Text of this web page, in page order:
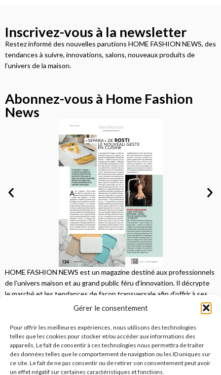
Gérer le consentement
Pour offrir les meilleures expériences, nous utilisons des technologies
telles que les cookies pour stocker et/ou accéder aux informations des
appareils. Le fait de consentir à ces technologies nous permettra de traiter
des données telles que le comportement de navigation ou les ID uniques sur
ce site. Le fait de ne pas consentir ou de retirer son consentement peut avoir
un effet négatif sur certaines caractéristiques et fonctions.
Inscrivez-vous à la newsletter
Restez informé des nouvelles parutions HOME FASHION NEWS, des
tendances à suivre, innovations, salons, nouveaux produits de
l’univers de la maison.
Abonnez-vous à Home Fashion
News
HOME FASHION NEWS est un magazine destiné aux professionnels
de l’univers maison et au grand public féru d’innovation. Il décrypte
le marché et les tendances de façon transversale afin d’offrir à ses
lecteurs une vision complète.
JE M'ABONNE